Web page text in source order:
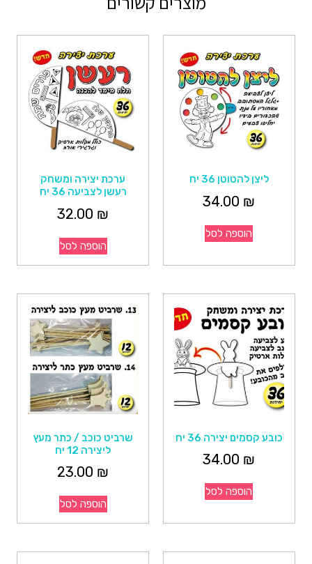
ליצן להטוטן 36 יח
34.00 ₪
הוספה לסל
ערכת יצירה ומשחק
רעשן לצביעה 36 יח
32.00 ₪
הוספה לסל
כובע קסמים יצירה 36 יח
34.00 ₪
הוספה לסל
שרביט כוכב / כתר מעץ
ליצירה 12 יח
23.00 ₪
הוספה לסל